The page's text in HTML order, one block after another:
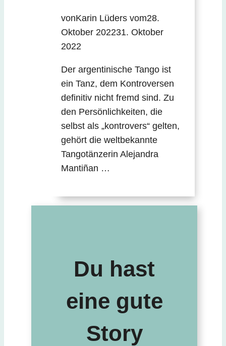
vonKarin Lüders vom28.
Oktober 202231. Oktober
2022
Der argentinische Tango ist
ein Tanz, dem Kontroversen
definitiv nicht fremd sind. Zu
den Persönlichkeiten, die
selbst als „kontrovers“ gelten,
gehört die weltbekannte
Tangotänzerin Alejandra
Mantiñan …
Du hast
eine gute
Story